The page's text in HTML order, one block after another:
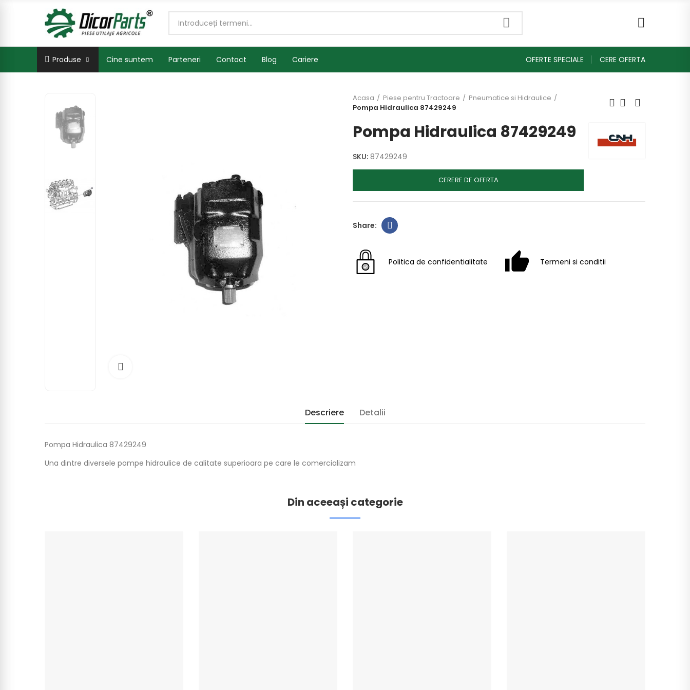
Produse Cine suntem Parteneri Contact Blog Cariere OFERTE SPECIALE CERE OFERTA
Acasa Piese pentru Tractoare
Pneumatice si Hidraulice
Pompa Hidraulica 87429249
Pompa Hidraulica 87429249
SKU: 87429249
CERERE DE OFERTA
Politica de confidentialitate Termeni si conditii
Descriere Detalii
Pompa Hidraulica 87429249
Una dintre diversele pompe hidraulice de calitate superioara pe care le comercializam
Din aceeași categorie